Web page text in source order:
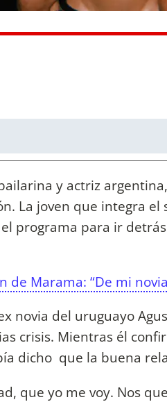
y actriz
La joven que integra
programa para ir
de Marama: “De mi
novia del uruguayo
crisis. Mientras él
dicho que la buena
que yo me voy. Nos